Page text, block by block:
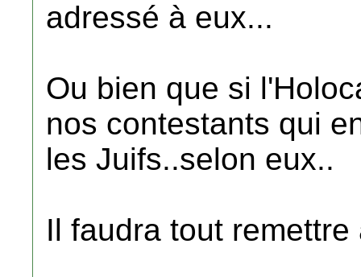
adressé à eux...
Ou bien que si
nos contestants qui
les Juifs..selon eux..
Il faudra tout